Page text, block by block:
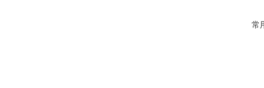
常